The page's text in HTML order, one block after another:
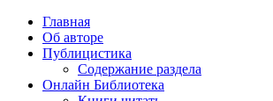
Главная
Об авторе
Публицистика
Содержание раздела
Онлайн Библиотека